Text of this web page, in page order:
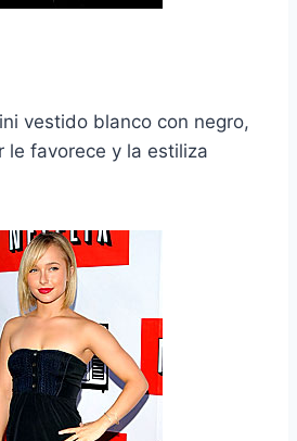
vestido blanco con negro,
le favorece y la estiliza